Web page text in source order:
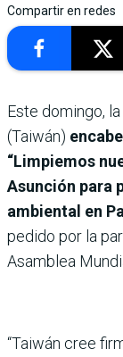
Compartir en redes
Este domingo,
(Taiwán)
“Limpiemos
Asunción para
ambiental en
pedido por la
Asamblea
“Taiwán cree